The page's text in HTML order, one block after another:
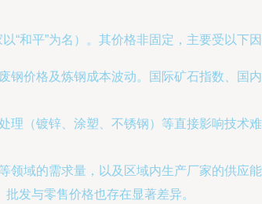
“和平”为名）。其价格非固定，主要受以下因
价格及炼钢成本波动。国际矿石指数、国
理（镀锌、涂塑、不锈钢）等直接影响技术
域的需求量，以及区域内生产厂家的供应
发与零售价格也存在显著差异。